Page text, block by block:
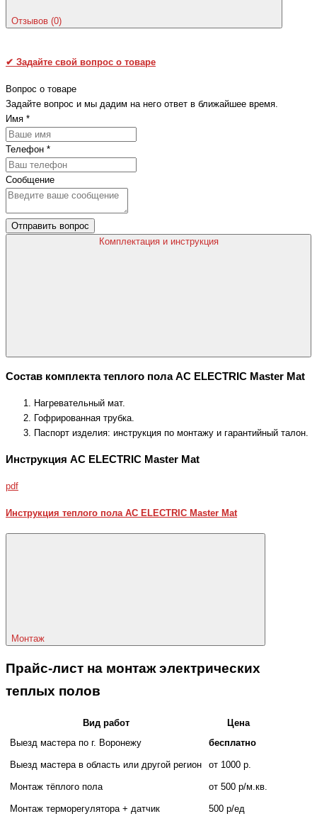
Отзывов (0)
✔ Задайте свой вопрос о товаре
Вопрос о товаре
Задайте вопрос и мы дадим на него ответ в ближайшее время.
Имя *
Телефон *
Сообщение
Отправить вопрос
Комплектация и инструкция
Состав комплекта теплого пола AC ELECTRIC Master Mat
Нагревательный мат.
Гофрированная трубка.
Паспорт изделия: инструкция по монтажу и гарантийный талон.
Инструкция AC ELECTRIC Master Mat
pdf
Инструкция теплого пола AC ELECTRIC Master Mat
Монтаж
Прайс-лист на монтаж электрических
теплых полов
Вид работ
Цена
Выезд мастера по г. Воронежу
бесплатно
Выезд мастера в область или другой регион от 1000 р.
Монтаж тёплого пола от 500 р/м.кв.
Монтаж терморегулятора + датчик 500 р/ед